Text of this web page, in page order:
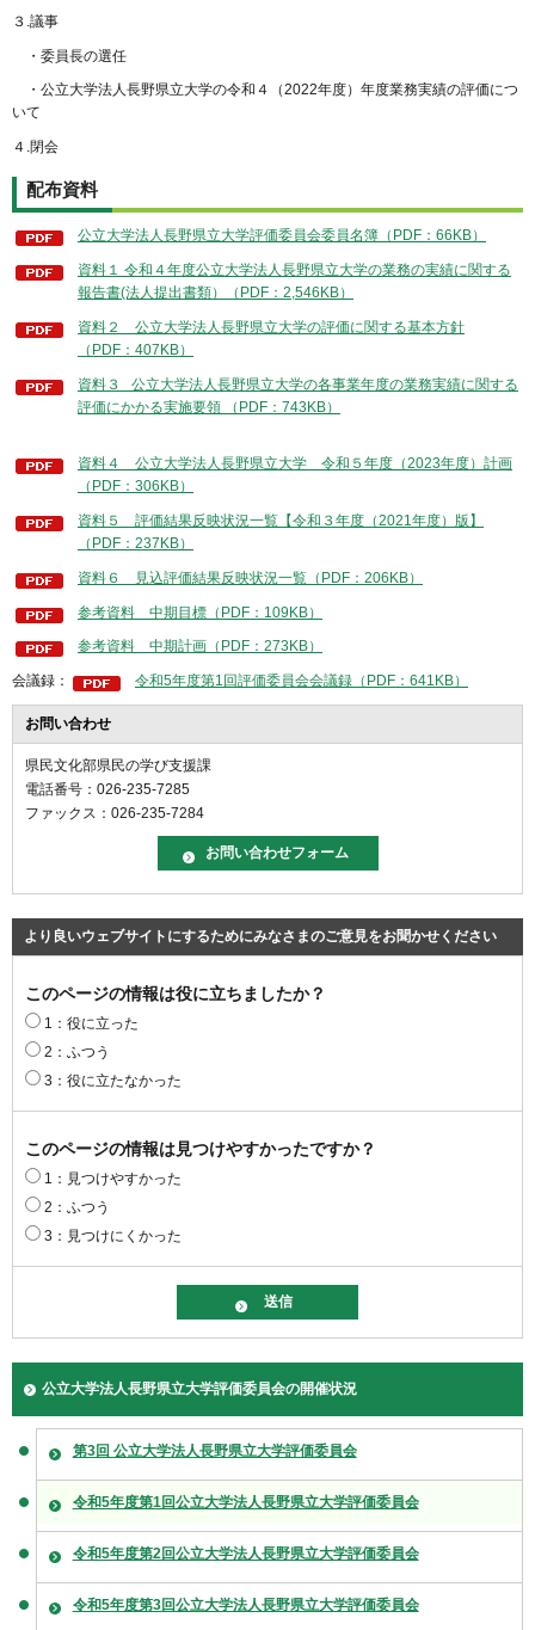
３.議事
・委員長の選任
・公立大学法人長野県立大学の令和４（2022年度）年度業務実績の評価につ
いて
４.閉会
配布資料
公立大学法人長野県立大学評価委員会委員名簿（PDF：66KB）
資料１ 令和４年度公立大学法人長野県立大学の業務の実績に関する
報告書(法人提出書類）（PDF：2,546KB）
資料２ 公立大学法人長野県立大学の評価に関する基本方針
（PDF：407KB）
資料３ 公立大学法人長野県立大学の各事業年度の業務実績に関する
評価にかかる実施要領 （PDF：743KB）
資料４ 公立大学法人長野県立大学 令和５年度（2023年度）計画
（PDF：306KB）
資料５ 評価結果反映状況一覧【令和３年度（2021年度）版】
（PDF：237KB）
資料６ 見込評価結果反映状況一覧（PDF：206KB）
参考資料 中期目標（PDF：109KB）
参考資料 中期計画（PDF：273KB）
会議録： 令和5年度第1回評価委員会会議録（PDF：641KB）
お問い合わせ
県民文化部県民の学び支援課
電話番号：026-235-7285
ファックス：026-235-7284
より良いウェブサイトにするためにみなさまのご意見をお聞かせください
このページの情報は役に立ちましたか？
1：役に立った
2：ふつう
3：役に立たなかった
このページの情報は見つけやすかったですか？
1：見つけやすかった
2：ふつう
3：見つけにくかった
公立大学法人長野県立大学評価委員会の開催状況
第3回 公立大学法人長野県立大学評価委員会
令和5年度第1回公立大学法人長野県立大学評価委員会
令和5年度第2回公立大学法人長野県立大学評価委員会
令和5年度第3回公立大学法人長野県立大学評価委員会